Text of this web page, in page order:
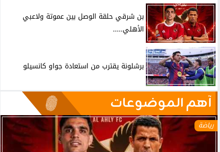
بن شرقي حلقة الوصل بين عموتة ولاعبي
الأهلي.....
برشلونة يقترب من استعادة جواو كانسيلو
آهم الموضوعات
رياضة